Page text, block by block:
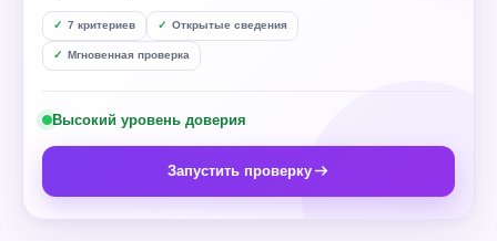
7 критериев Открытые сведения
Мгновенная проверка
Высокий уровень доверия
Запустить проверку